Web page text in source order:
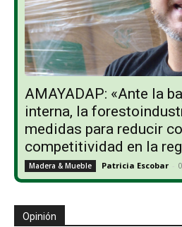
AMAYADAP: «Ante la
interna, la
medidas para reducir
competitividad en la
Madera & Mueble Patricia Escobar -
Opinión